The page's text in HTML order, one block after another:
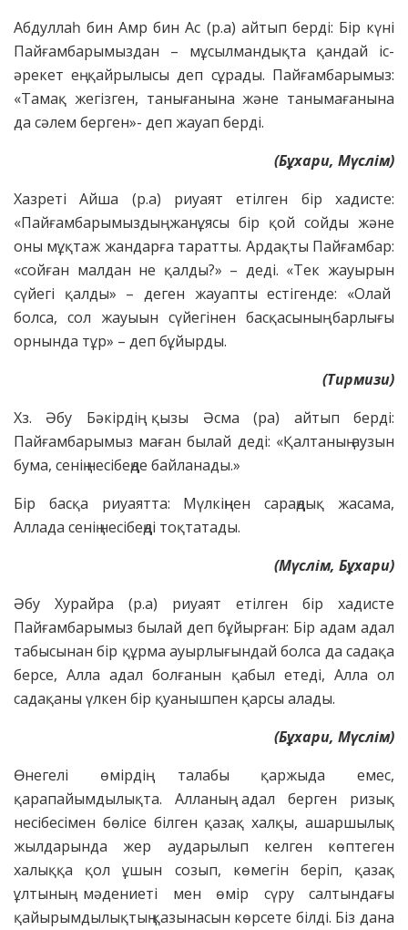
Абдуллаһ бин Амр бин Ас (р.а) айтып берді: Бір күні
Пайғамбарымыздан – мұсылмандықта қандай іс-
әрекет ең қайрылысы деп сұрады. Пайғамбарымыз:
«Тамақ жегізген, танығанына және танымағанына
да сәлем берген»- деп жауап берді.
(Бұхари, Мүслім)
Хазреті Айша (р.а) риуаят етілген бір хадисте:
«Пайғамбарымыздың жанұясы бір қой сойды және
оны мұқтаж жандарға таратты. Ардақты Пайғамбар:
«сойған малдан не қалды?» – деді. «Тек жауырын
сүйегі қалды» – деген жауапты естігенде: «Олай
болса, сол жауыын сүйегінен басқасының барлығы
орнында тұр» – деп бұйырды.
(Тирмизи)
Хз. Әбу Бәкірдің қызы Әсма (ра) айтып берді:
Пайғамбарымыз маған былай деді: «Қалтаның аузын
бума, сенің несібеңде байланады.»
Бір басқа риуаятта: Мүлкіңнен сараңдық жасама,
Аллада сенің несібеңді тоқтатады.
(Мүслім, Бұхари)
Әбу Хурайра (р.а) риуаят етілген бір хадисте
Пайғамбарымыз былай деп бұйырған: Бір адам адал
табысынан бір құрма ауырлығындай болса да садақа
берсе, Алла адал болғанын қабыл етеді, Алла ол
садақаны үлкен бір қуанышпен қарсы алады.
(Бұхари, Мүслім)
Өнегелі өмірдің талабы қаржыда емес,
қарапайымдылықта. Алланың адал берген ризық
несібесімен бөлісе білген қазақ халқы, ашаршылық
жылдарында жер аударылып келген көптеген
халыққа қол ұшын созып, көмегін беріп, қазақ
ұлтының мәдениеті мен өмір сүру салтындағы
қайырымдылықтың қазынасын көрсете білді. Біз дана